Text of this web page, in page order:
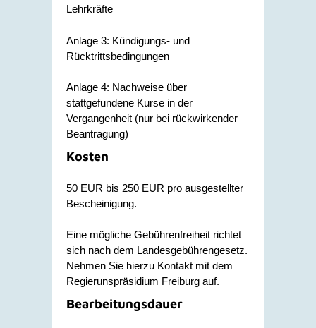
Lehrkräfte
Anlage 3: Kündigungs- und
Rücktrittsbedingungen
Anlage 4: Nachweise über
stattgefundene Kurse in der
Vergangenheit (nur bei rückwirkender
Beantragung)
Kosten
50 EUR bis 250 EUR pro ausgestellter
Bescheinigung.
Eine mögliche Gebührenfreiheit richtet
sich nach dem Landesgebührengesetz.
Nehmen Sie hierzu Kontakt mit dem
Regierunspräsidium Freiburg auf.
Bearbeitungsdauer